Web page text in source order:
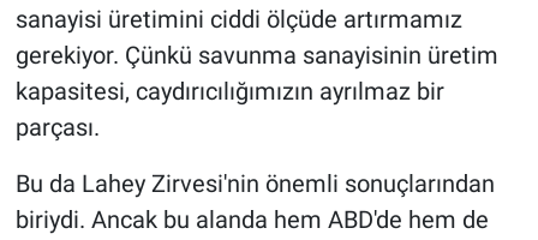
sanayisi üretimini ciddi ölçüde artırmamız
gerekiyor. Çünkü savunma sanayisinin üretim
kapasitesi, caydırıcılığımızın ayrılmaz bir
parçası.
Bu da Lahey Zirvesi'nin önemli sonuçlarından
biriydi. Ancak bu alanda hem ABD'de hem de